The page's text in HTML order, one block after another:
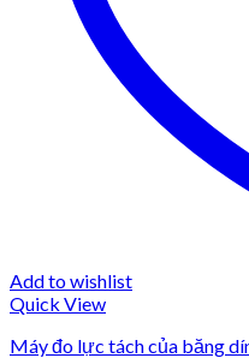
Add to wishlist
Quick View
Máy đo lực tách của băng